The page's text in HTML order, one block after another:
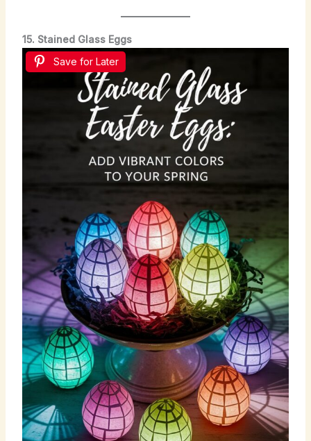
15. Stained Glass Eggs
Save for Later